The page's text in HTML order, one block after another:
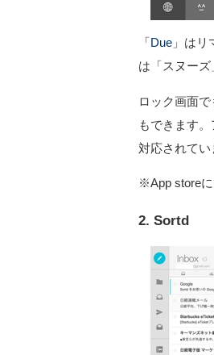
「 Due 」は
は「スヌー
ロック画面
もできます
対応されてい
※App storeに
2. Sortd